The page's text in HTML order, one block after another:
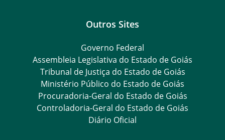
Outros Sites
Governo Federal
Assembleia Legislativa do Estado de Goiás
Tribunal de Justiça do Estado de Goiás
Ministério Público do Estado de Goiás
Procuradoria-Geral do Estado de Goiás
Controladoria-Geral do Estado de Goiás
Diário Oficial